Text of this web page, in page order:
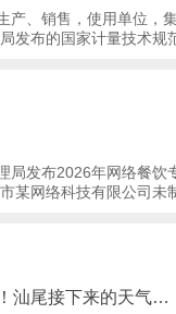
产、销售，使用单位，
局发布2026年网络餐饮
某网络科技有限公司未
汕尾接下来的天气…